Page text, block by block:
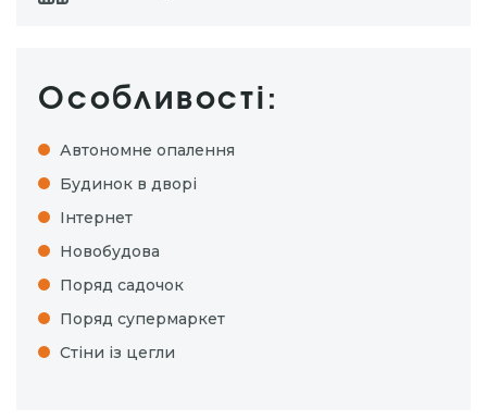
Особливості:
Автономне опалення
Будинок в дворі
Інтернет
Новобудова
Поряд садочок
Поряд супермаркет
Стіни із цегли